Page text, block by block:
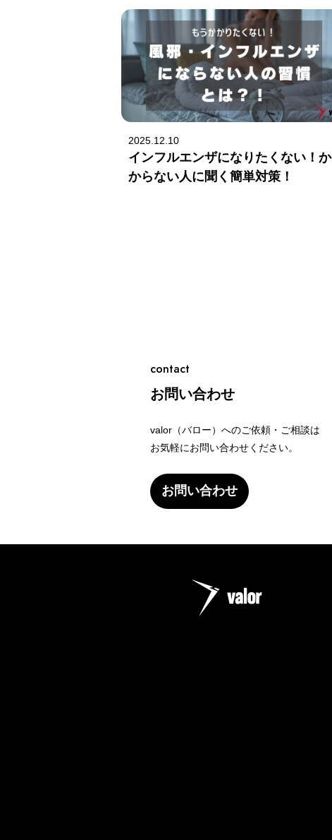
2025.12.10
インフルエンザになりたくない！か
からない人に聞く簡単対策！
contact
お問い合わせ
valor（バロー）へのご依頼・ご相談は
お気軽にお問い合わせください。
お問い合わせ